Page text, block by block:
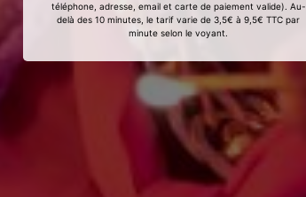
téléphone, adresse, email et carte de paiement valide). Au-
delà des 10 minutes, le tarif varie de 3,5€ à 9,5€ TTC par
minute selon le voyant.